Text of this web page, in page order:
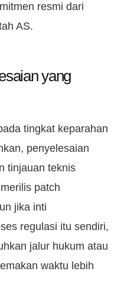
resmi dari
AS.
yang
tingkat keparahan
penyelesaian
tinjauan teknis
patch
jika inti
regulasi itu sendiri,
jalur hukum atau
waktu lebih